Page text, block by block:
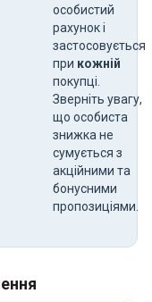
особистий
рахунок і
застосовується
при кожній
покупці.
Зверніть увагу,
що особиста
знижка не
сумується з
акційними та
бонусними
пропозиціями.